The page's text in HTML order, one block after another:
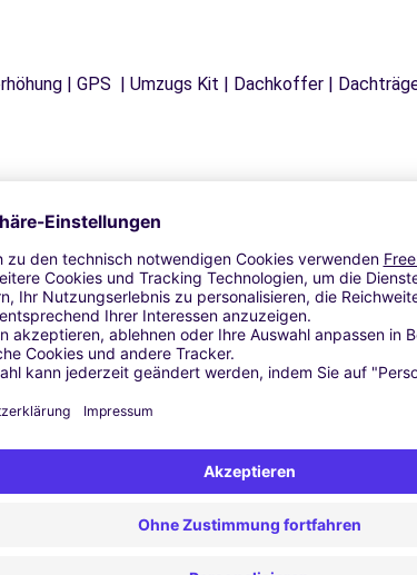
| GPS | Umzugs Kit | Dachkoffer |
Ähnliche Agenturen
MIGNE AUXANCES (O)